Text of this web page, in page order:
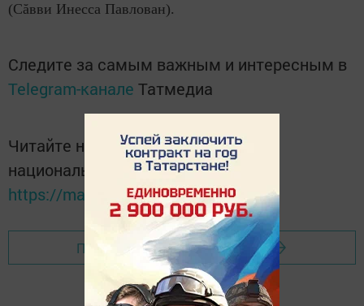
(Сăвви Инесса Павлован).
Следите за самым важным и интересным в
Telegram-канале Татмедиа
Читайте новости Татарстана в
национальном мессенджере MАХ:
https://max.ru/tatmedia
Перейти на страницу новости